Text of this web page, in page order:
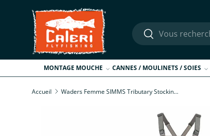
Aller au contenu
Recherche
Rechercher
MONTAGE MOUCHE CANNES / MOULINETS / SOIES
Accueil Waders Femme SIMMS Tributary Stockingfoot
Passer aux informations produits